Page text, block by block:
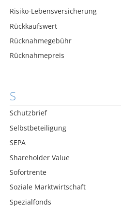
Risiko-Lebensversicherung
Rückkaufswert
Rücknahmegebühr
Rücknahmepreis
S
Schutzbrief
Selbstbeteiligung
SEPA
Shareholder Value
Sofortrente
Soziale Marktwirtschaft
Spezialfonds